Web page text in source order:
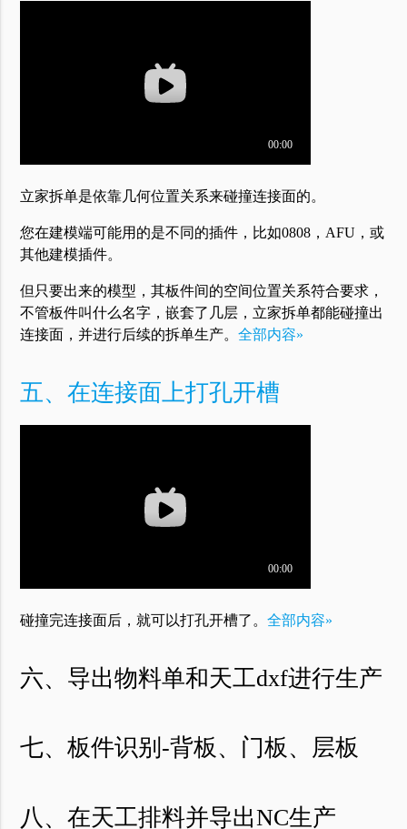
立家拆单是依靠几何位置关系来碰撞连接面的。
您在建模端可能用的是不同的插件，比如0808，AFU，或
其他建模插件。
但只要出来的模型，其板件间的空间位置关系符合要求，
不管板件叫什么名字，嵌套了几层，立家拆单都能碰撞出
连接面，并进行后续的拆单生产。全部内容»
五、在连接面上打孔开槽
碰撞完连接面后，就可以打孔开槽了。全部内容»
六、导出物料单和天工dxf进行生产
七、板件识别-背板、门板、层板
八、在天工排料并导出NC生产